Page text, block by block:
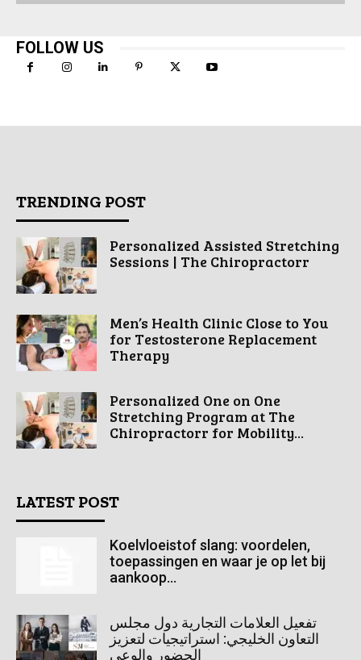
FOLLOW US
TRENDING POST
Personalized Assisted Stretching
Sessions | The Chiropractorr
Men’s Health Clinic Close to You
for Testosterone Replacement
Therapy
Personalized One on One
Stretching Program at The
Chiropractorr for Mobility...
LATEST POST
Koelvloeistof slang: voordelen,
toepassingen en waar je op let bij
aankoop...
تفعيل العلامات التجارية دول مجلس
التعاون الخليجي: استراتيجيات لتعزيز
الحضور والوعي